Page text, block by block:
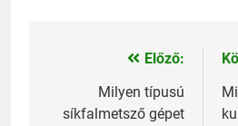
Bejegyzés
navigáció
Előző:
Milyen típusú
síkfalmetsző gépet